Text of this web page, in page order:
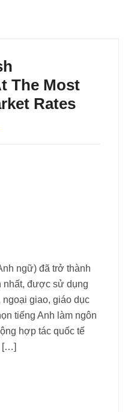
The Most
Rates
ngữ) đã trở thành
nhất, được sử dụng
giao, giáo dục
tiếng Anh làm ngôn
hợp tác quốc tế
[…]